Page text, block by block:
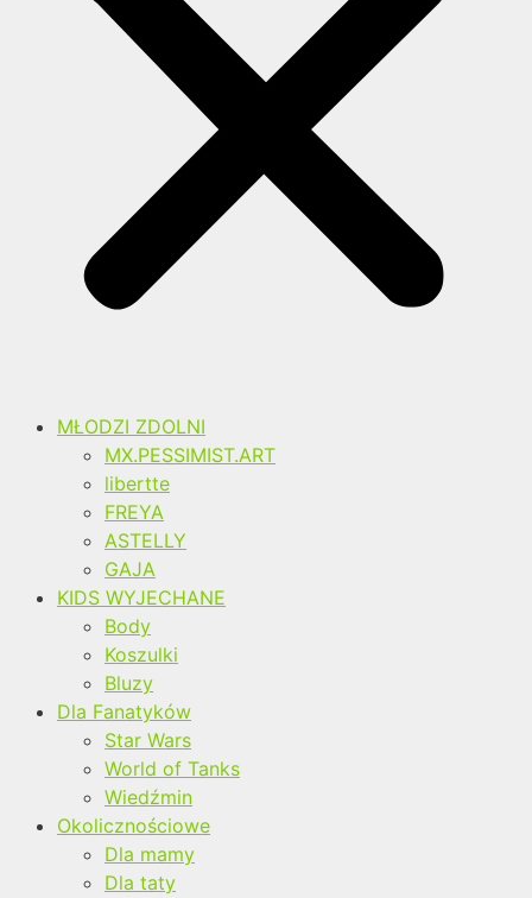
MŁODZI ZDOLNI
MX.PESSIMIST.ART
libertte
FREYA
ASTELLY
GAJA
KIDS WYJECHANE
Body
Koszulki
Bluzy
Dla Fanatyków
Star Wars
World of Tanks
Wiedźmin
Okolicznościowe
Dla mamy
Dla taty